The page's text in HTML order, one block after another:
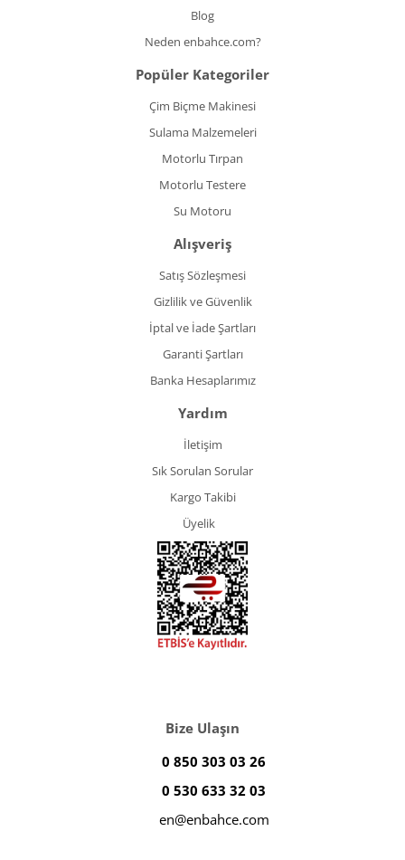
Blog
Neden enbahce.com?
Popüler Kategoriler
Çim Biçme Makinesi
Sulama Malzemeleri
Motorlu Tırpan
Motorlu Testere
Su Motoru
Alışveriş
Satış Sözleşmesi
Gizlilik ve Güvenlik
İptal ve İade Şartları
Garanti Şartları
Banka Hesaplarımız
Yardım
İletişim
Sık Sorulan Sorular
Kargo Takibi
Üyelik
Bize Ulaşın
0 850 303 03 26
0 530 633 32 03
en@enbahce.com